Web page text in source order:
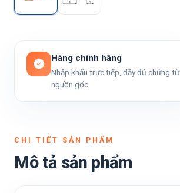
Hàng chính hãng
Nhập khẩu trực tiếp, đầy đủ chứng từ
nguồn gốc.
CHI TIẾT SẢN PHẨM
Mô tả sản phẩm